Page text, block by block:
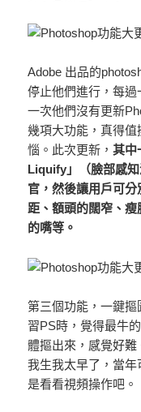
Adobe 出品的
停止他們進行，每
一次他們沒有更新
幾項大功能，真得
惱。此次更新，其中
Liquify」（臉部感
官，然後讓用戶可
距、額頭的闊窄、
的嘴等。
第三個功能，一鍵
習PS時，覺得最牛
體摳出來，感覺好
我生我太早了，當
是看看視頻操作吧。